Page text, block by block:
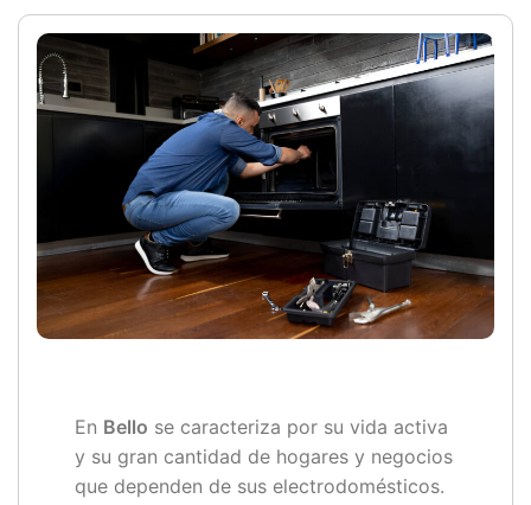
En Bello se caracteriza por su vida activa
y su gran cantidad de hogares y negocios
que dependen de sus electrodomésticos.